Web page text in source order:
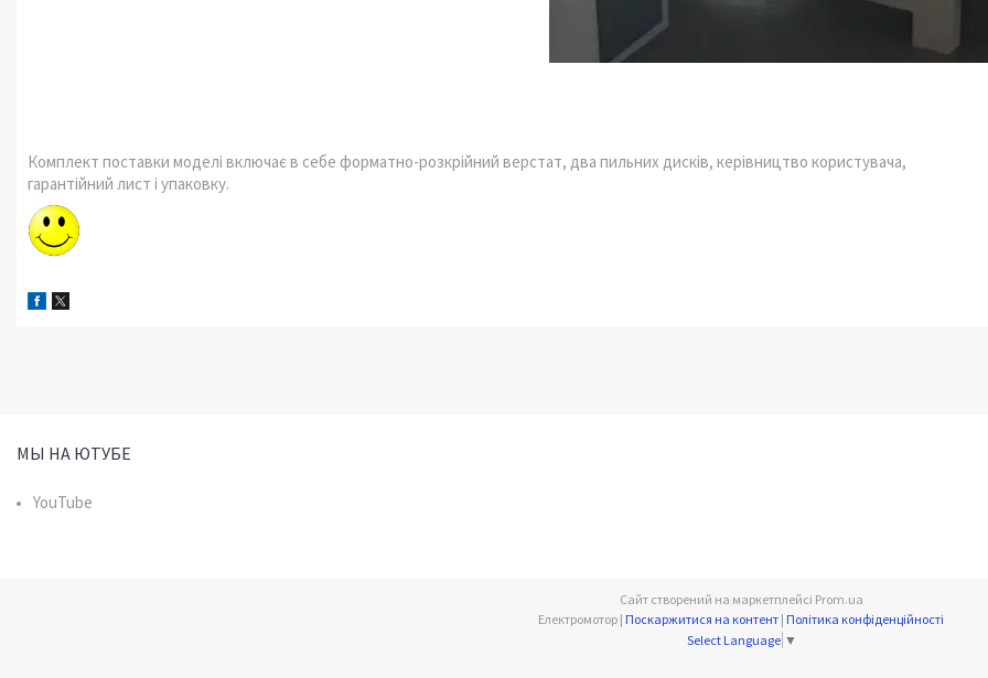
Комплект поставки моделі включає в себе форматно-розкрійний верстат, два пильних дисків, керівництво користувача,
гарантійний лист і упаковку.
МЫ НА ЮТУБЕ
YouTube
Сайт створений на маркетплейсі Prom.ua
Електромотор | Поскаржитися на контент | Політика конфіденційності
Select Language ▼